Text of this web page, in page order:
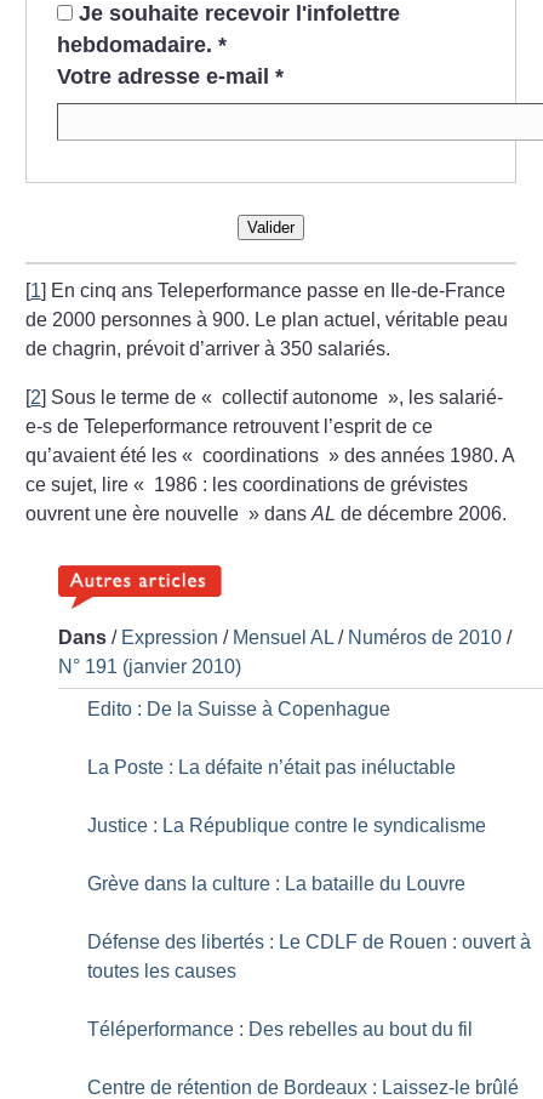
Je souhaite recevoir l'infolettre
hebdomadaire. *
Votre adresse e-mail *
Valider
[1] En cinq ans Teleperformance passe en Ile-de-France
de 2000 personnes à 900. Le plan actuel, véritable peau
de chagrin, prévoit d’arriver à 350 salariés.
[2] Sous le terme de « collectif autonome », les salarié-
e-s de Teleperformance retrouvent l’esprit de ce
qu’avaient été les « coordinations » des années 1980. A
ce sujet, lire « 1986 : les coordinations de grévistes
ouvrent une ère nouvelle » dansAL de décembre 2006.
Dans / Expression / Mensuel AL / Numéros de 2010 /
N° 191 (janvier 2010)
Edito : De la Suisse à Copenhague
La Poste : La défaite n’était pas inéluctable
Justice : La République contre le syndicalisme
Grève dans la culture : La bataille du Louvre
Défense des libertés : Le CDLF de Rouen : ouvert à
toutes les causes
Téléperformance : Des rebelles au bout du fil
Centre de rétention de Bordeaux : Laissez-le brûlé